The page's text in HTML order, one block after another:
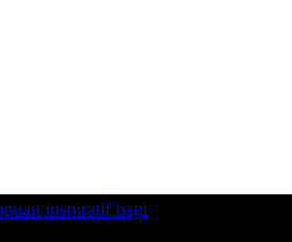
inspiratif bagi